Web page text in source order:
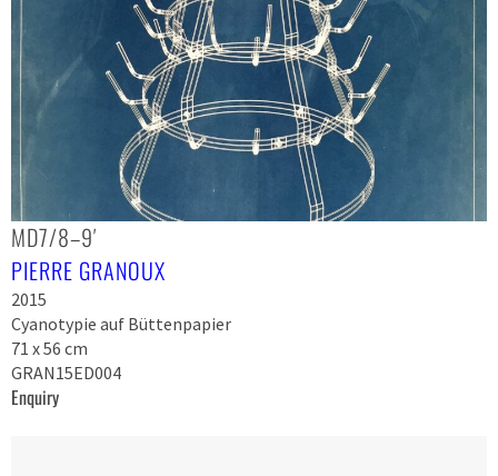
MD7/8–9′
PIERRE GRANOUX
2015
Cyanotypie auf Büttenpapier
71 x 56 cm
GRAN15ED004
Enquiry